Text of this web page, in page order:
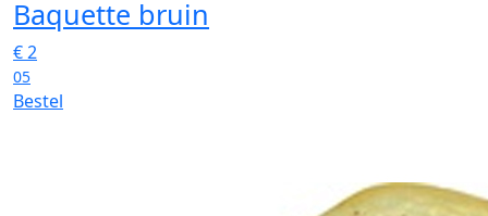
Baquette bruin
€2
05
Bestel